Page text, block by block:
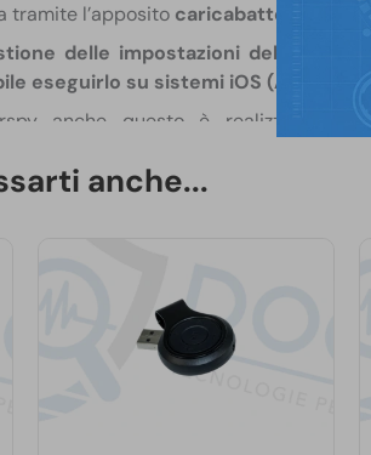
tramite l’apposito caricabatterie in
delle impostazioni del
eseguirlo su sistemi iOS (Apple).
anche questo è realizzato
anche...